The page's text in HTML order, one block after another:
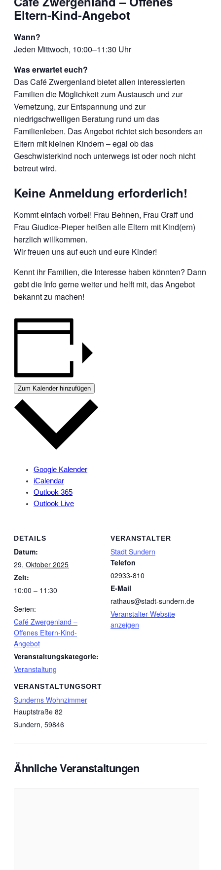
Eltern-Kind-Angebot
Wann?
Jeden Mittwoch, 10:00–11:30 Uhr
Was erwartet euch?
Das Café Zwergenland bietet allen interessierten
Familien die Möglichkeit zum Austausch und zur
Vernetzung, zur Entspannung und zur
niedrigschwelligen Beratung rund um das
Familienleben. Das Angebot richtet sich besonders an
Eltern mit kleinen Kindern – egal ob das
Geschwisterkind noch unterwegs ist oder noch nicht
betreut wird.
Keine Anmeldung erforderlich!
Kommt einfach vorbei! Frau Behnen, Frau Graff und
Frau Giudice-Pieper heißen alle Eltern mit Kind(ern)
herzlich willkommen.
Wir freuen uns auf euch und eure Kinder!
Kennt ihr Familien, die Interesse haben könnten? Dann
gebt die Info gerne weiter und helft mit, das Angebot
bekannt zu machen!
Zum Kalender hinzufügen
Google Kalender
iCalendar
Outlook 365
Outlook Live
DETAILS
Datum:
29. Oktober 2025
Zeit:
10:00 – 11:30
Serien:
Café Zwergenland –
Offenes Eltern-Kind-
Angebot
Veranstaltungskategorie:
Veranstaltung
VERANSTALTUNGSORT
Sunderns Wohnzimmer
Hauptstraße 82
Sundern, 59846
VERANSTALTER
Stadt Sundern
Telefon
02933-810
E-Mail
rathaus@stadt-sundern.de
Veranstalter-Website
anzeigen
Ähnliche Veranstaltungen